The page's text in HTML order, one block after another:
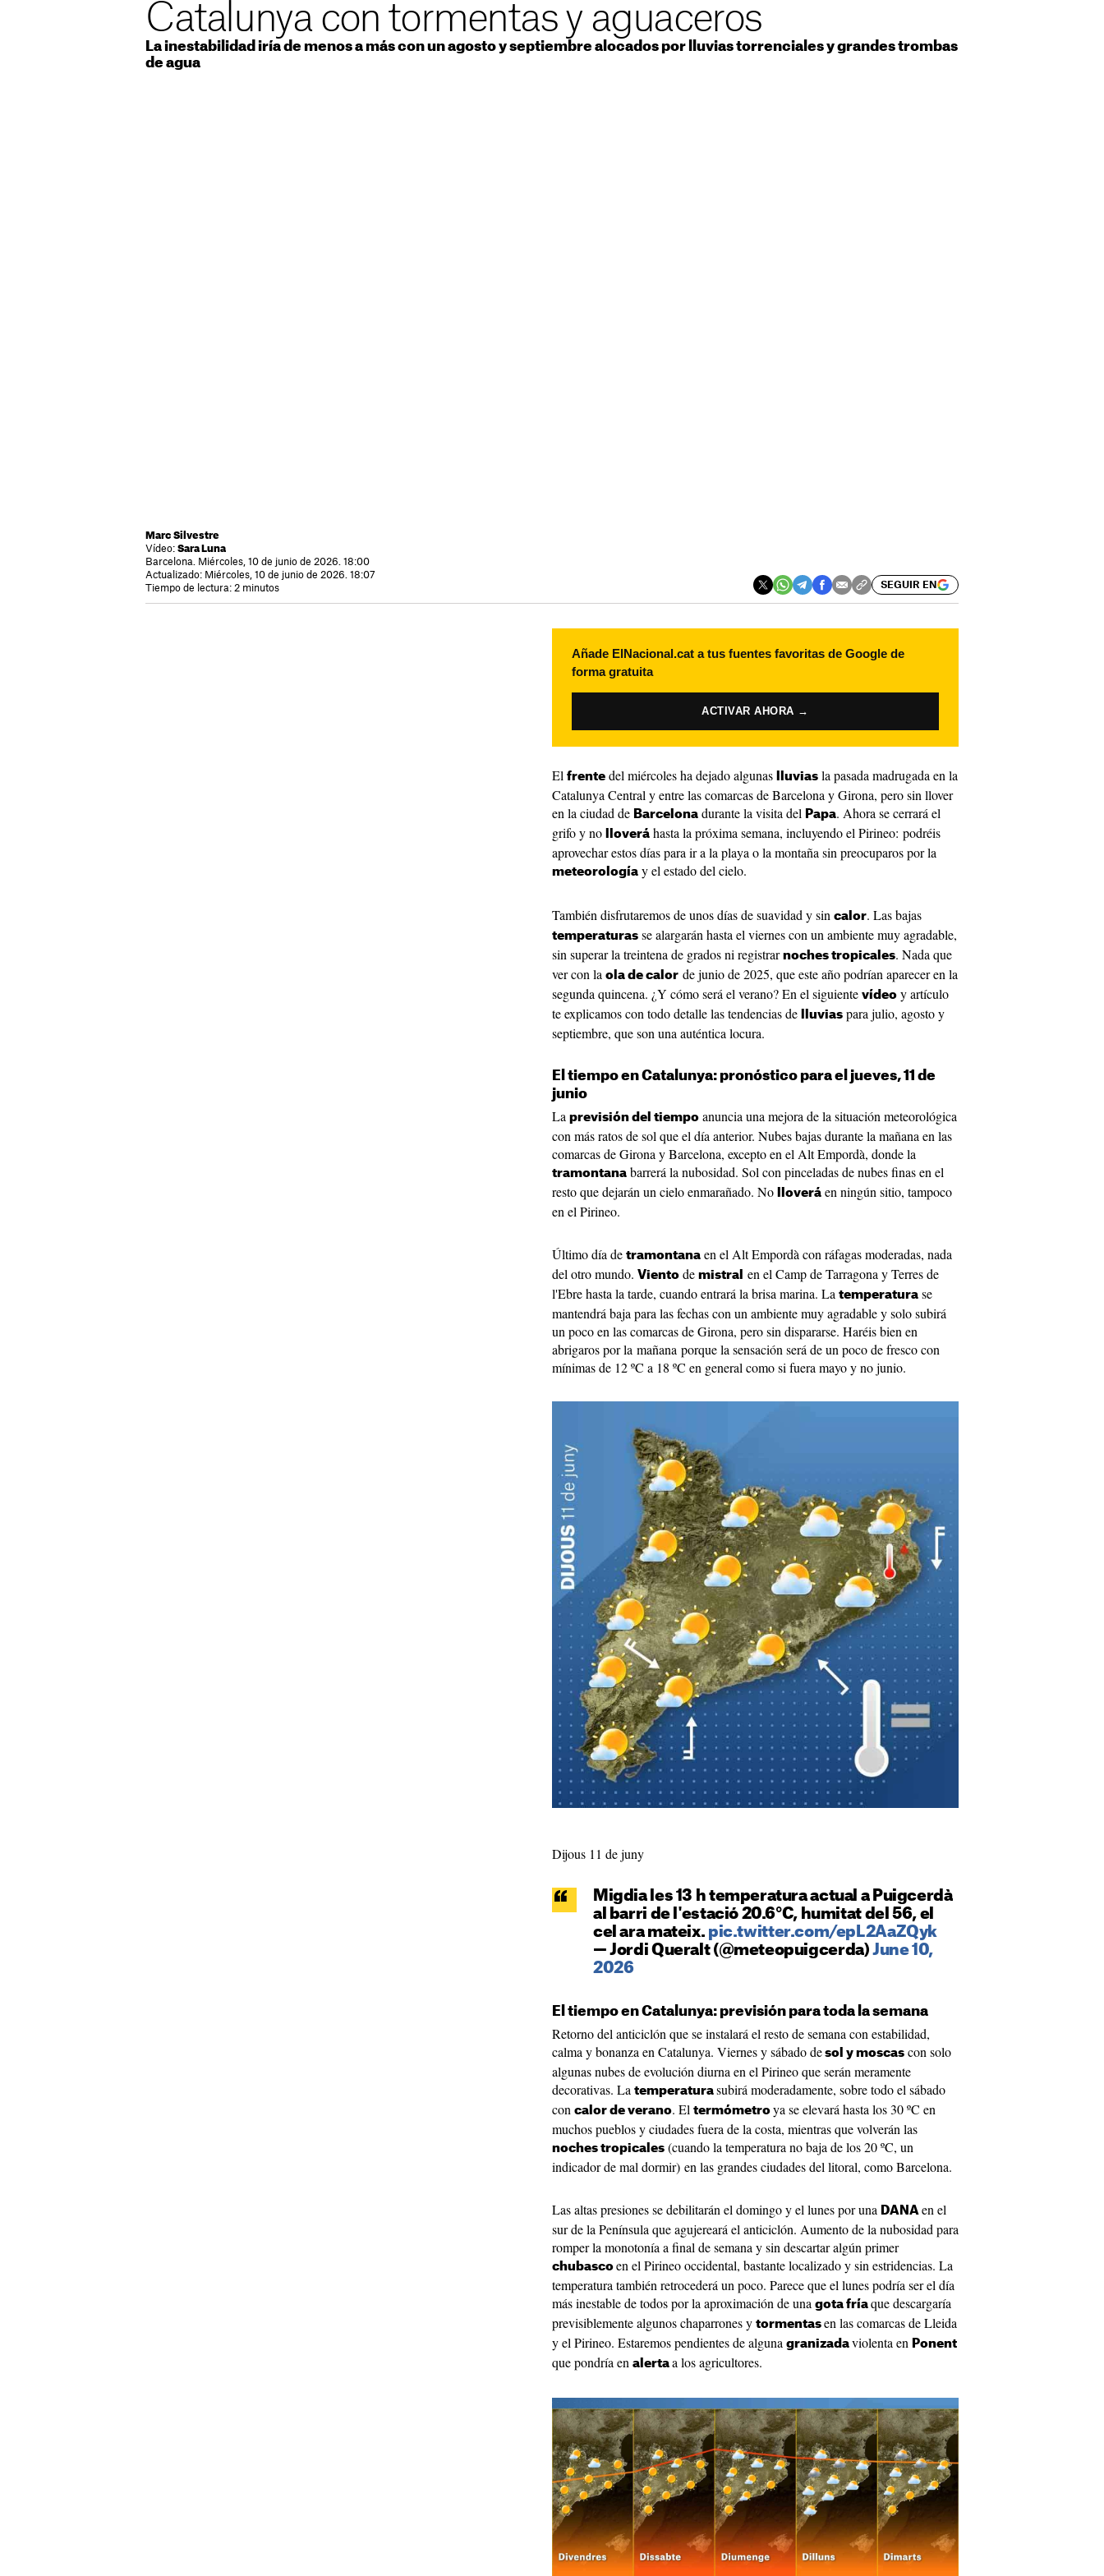
Catalunya con tormentas y aguaceros
La inestabilidad iría de menos a más con un agosto y septiembre alocados por lluvias torrenciales y grandes trombas
de agua
Marc Silvestre
Vídeo: Sara Luna
Barcelona. Miércoles, 10 de junio de 2026. 18:00
Actualizado: Miércoles, 10 de junio de 2026. 18:07
Tiempo de lectura: 2 minutos
SEGUIR EN
Añade ElNacional.cat a tus fuentes favoritas de Google de
forma gratuita
ACTIVAR AHORA →
El frente del miércoles ha dejado algunas lluvias la pasada madrugada en la
Catalunya Central y entre las comarcas de Barcelona y Girona, pero sin llover
en la ciudad de Barcelona durante la visita del Papa. Ahora se cerrará el
grifo y no
lloverá hasta la próxima semana, incluyendo el Pirineo: podréis
aprovechar estos días para ir a la playa o la montaña sin preocuparos por la
meteorología y el estado del cielo.
También disfrutaremos de unos días de suavidad y sin calor. Las bajas
temperaturas se alargarán hasta el viernes con un ambiente muy agradable,
sin superar la treintena de grados ni registrar noches tropicales. Nada que
ver con la ola de calor de junio de 2025, que este año podrían aparecer en la
segunda quincena. ¿Y cómo será el verano? En el siguiente vídeo y artículo
te explicamos con todo detalle las tendencias de
lluvias para julio, agosto y
septiembre, que son una auténtica locura.
El tiempo en Catalunya: pronóstico para el jueves, 11 de
junio
La previsión del tiempo anuncia una mejora de la situación meteorológica
con más ratos de sol que el día anterior. Nubes bajas durante la mañana en las
comarcas de Girona y Barcelona, excepto en el Alt Empordà, donde la
tramontana barrerá la nubosidad. Sol con pinceladas de nubes finas en el
resto que dejarán un cielo enmarañado. No
lloverá en ningún sitio, tampoco
en el Pirineo.
Último día de tramontana en el Alt Empordà con ráfagas moderadas, nada
del otro mundo. Viento de mistral
en el Camp de Tarragona y Terres de
l'Ebre hasta la tarde, cuando entrará la brisa marina. La temperatura se
mantendrá baja para las fechas con un ambiente muy agradable y solo subirá
un poco en las comarcas de Girona, pero sin dispararse. Haréis bien en
abrigaros por la mañana porque la sensación será de un poco de fresco con
mínimas de 12 ºC a 18 ºC en general como si fuera mayo y no junio.
Dijous 11 de juny
Migdia les 13 h temperatura actual a Puigcerdà
al barri de l'estació 20.6°C, humitat del 56, el
cel ara mateix. pic.twitter.com/epL2AaZQyk
— Jordi Queralt (@meteopuigcerda)June 10,
2026
El tiempo en Catalunya: previsión para toda la semana
Retorno del anticiclón que se instalará el resto de semana con estabilidad,
calma y bonanza en Catalunya. Viernes y sábado de sol y moscas con solo
algunas nubes de evolución diurna en el Pirineo que serán meramente
decorativas. La temperatura subirá moderadamente, sobre todo el sábado
con calor de verano. El termómetro ya se elevará hasta los 30 ºC en
muchos pueblos y ciudades fuera de la costa, mientras que volverán las
noches tropicales (cuando la temperatura no baja de los 20 ºC, un
indicador de mal dormir) en las grandes ciudades del litoral, como Barcelona.
Las altas presiones se debilitarán el domingo y el lunes por una DANA en el
sur de la Península que agujereará el anticiclón. Aumento de la nubosidad para
romper la monotonía a final de semana y sin descartar algún primer
chubasco en el Pirineo occidental, bastante localizado y sin estridencias. La
temperatura también retrocederá un poco. Parece que el lunes podría ser el día
más inestable de todos por la aproximación de una gota fría que descargaría
previsiblemente algunos chaparrones y tormentas en las comarcas de Lleida
y el Pirineo. Estaremos pendientes de alguna granizada violenta en Ponent
que pondría en alerta a los agricultores.